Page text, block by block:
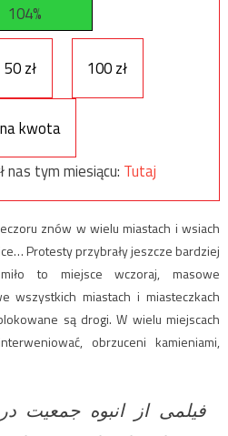
104%
50 zł 100 zł
kwota
nas tym miesiącu: Tutaj
znów w wielu miastach i wsiach
Protesty przybrały jeszcze bardziej
to miejsce wczoraj, masowe
wszystkich miastach i miasteczkach
są drogi. W wielu miejscach
obrzuceni kamieniami,
فیلمی از انبوه جمعیت